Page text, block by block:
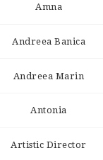
Amna
Andreea Banica
Andreea Marin
Antonia
Artistic Director